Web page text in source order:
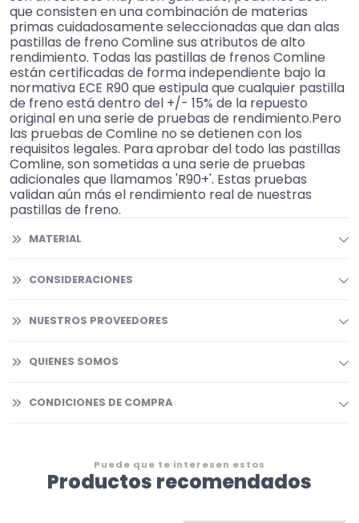
que consisten en una combinación de materias
primas cuidadosamente seleccionadas que dan alas
pastillas de freno Comline sus atributos de alto
rendimiento. Todas las pastillas de frenos Comline
están certificadas de forma independiente bajo la
normativa ECE R90 que estipula que cualquier pastilla
de freno está dentro del +/- 15% de la repuesto
original en una serie de pruebas de rendimiento.Pero
las pruebas de Comline no se detienen con los
requisitos legales. Para aprobar del todo las pastillas
Comline, son sometidas a una serie de pruebas
adicionales que llamamos 'R90+'. Estas pruebas
validan aún más el rendimiento real de nuestras
pastillas de freno.
MATERIAL
CONSIDERACIONES
NUESTROS PROVEEDORES
QUIENES SOMOS
CONDICIONES DE COMPRA
Puede que te interesen estos
Productos recomendados